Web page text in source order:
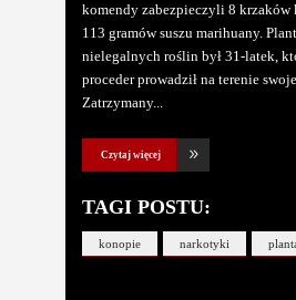
komendy zabezpieczyli 8
113 gramów suszu marihuany.
nielegalnych roślin był 31-latek,
proceder prowadził na terenie
Zatrzymany
Czytaj więcej
TAGI POSTU:
konopie narkotyki